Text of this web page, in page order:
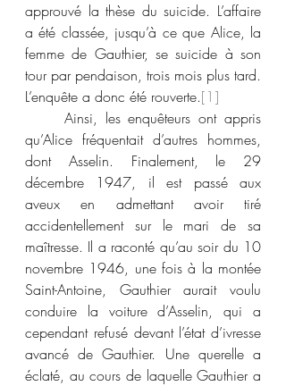
approuvé la thèse du suicide. L’affaire
a été classée, jusqu’à ce que Alice, la
femme de Gauthier, se suicide à son
tour par pendaison, trois mois plus tard.
L’enquête a donc été rouverte.[1]
qu’Alice fréquentait d’autres hommes,
dont Asselin. Finalement, le 29
décembre 1947, il est passé aux
aveux en admettant avoir tiré
accidentellement sur le mari de sa
maîtresse. Il a raconté qu’au soir du 10
novembre 1946, une fois à la montée
Saint-Antoine, Gauthier aurait voulu
conduire la voiture d’Asselin, qui a
cependant refusé devant l’état d’ivresse
avancé de Gauthier. Une querelle a
éclaté, au cours de laquelle Gauthier a